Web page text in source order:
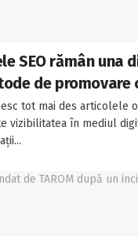
SEO rămân una
de promovare
tot mai des articolele
vizibilitatea în mediul